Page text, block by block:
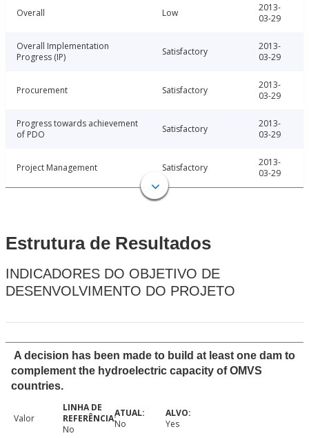
Overall Low
2013-
03-29
Overall Implementation
Progress (IP)
Satisfactory
2013-
03-29
Procurement Satisfactory
2013-
03-29
Progress towards achievement
of PDO
Satisfactory
2013-
03-29
Project Management Satisfactory
2013-
03-29
Estrutura de Resultados
INDICADORES DO OBJETIVO DE
DESENVOLVIMENTO DO PROJETO
A decision has been made to build at least one dam to
complement the hydroelectric capacity of OMVS
countries.
Valor
No
No Yes